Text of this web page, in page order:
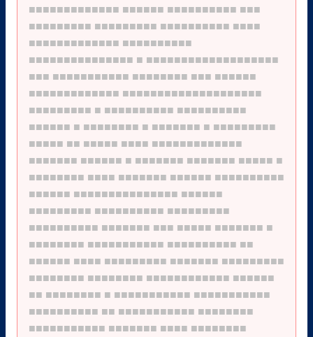
■■■■■■■■■■■■■ ■■■■■■ ■■■■■■■■■■ ■■■
■■■■■■■■■ ■■■■■■■■■ ■■■■■■■■■■ ■■■■
■■■■■■■■■■■■■ ■■■■■■■■■■
■■■■■■■■■■■■■■■ ■ ■■■■■■■■■■■■■■■■■■■
■■■ ■■■■■■■■■■■ ■■■■■■■■ ■■■ ■■■■■■
■■■■■■■■■■■■■ ■■■■■■■■■■■■■■■■■■■■
■■■■■■■■■ ■ ■■■■■■■■■■ ■■■■■■■■■■
■■■■■■ ■ ■■■■■■■■ ■ ■■■■■■■ ■ ■■■■■■■■■
■■■■■ ■■ ■■■■■ ■■■■ ■■■■■■■■■■■■■
■■■■■■■ ■■■■■■ ■ ■■■■■■■ ■■■■■■■ ■■■■■ ■
■■■■■■■■ ■■■■ ■■■■■■■ ■■■■■■ ■■■■■■■■■■
■■■■■■ ■■■■■■■■■■■■■■■ ■■■■■■
■■■■■■■■■ ■■■■■■■■■■ ■■■■■■■■■
■■■■■■■■■■ ■■■■■■■ ■■■ ■■■■■ ■■■■■■■ ■
■■■■■■■■ ■■■■■■■■■■■ ■■■■■■■■■■ ■■
■■■■■■ ■■■■ ■■■■■■■■■ ■■■■■■■ ■■■■■■■■■
■■■■■■■■ ■■■■■■■■ ■■■■■■■■■■■■ ■■■■■■
■■ ■■■■■■■■ ■ ■■■■■■■■■■■ ■■■■■■■■■■■
■■■■■■■■■■ ■■ ■■■■■■■■■■■ ■■■■■■■■
■■■■■■■■■■■ ■■■■■■■ ■■■■ ■■■■■■■■